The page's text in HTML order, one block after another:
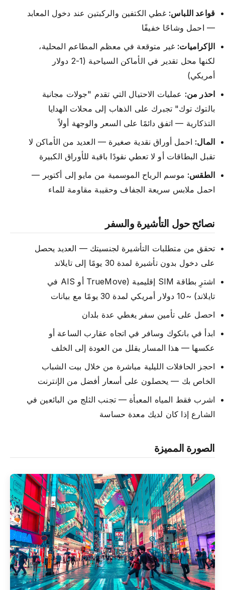
قواعد اللباس: غطي الكتفين والركبتين عند دخول المعابد
— احمل وشاحًا خفيفًا
الإكراميات: غير متوقعة في معظم المطاعم المحلية،
لكنها محل تقدير في الأماكن السياحية (1-2 دولار
أمريكي)
احذر من: عمليات الاحتيال التي تقدم "جولات مجانية
بالتوك توك" تجبرك على الذهاب إلى محلات الهدايا
التذكارية — اتفق دائمًا على السعر والوجهة أولاً
المال: احمل أوراق نقدية صغيرة — العديد من الأماكن لا
تقبل البطاقات أو لا تعطي نقودًا باقية للأوراق الكبيرة
الطقس: موسم الرياح الموسمية من مايو إلى أكتوبر —
احمل ملابس سريعة الجفاف وحقيبة مقاومة للماء
نصائح حول التأشيرة والسفر
تحقق من متطلبات التأشيرة لجنسيتك — العديد يحصل
على دخول بدون تأشيرة لمدة 30 يومًا إلى تايلاند
اشترِ بطاقة SIM إقليمية (TrueMove أو AIS في
تايلاند) ~10 دولار أمريكي لمدة 30 يومًا مع بيانات
احصل على تأمين سفر يغطي عدة بلدان
ابدأ في بانكوك وسافر في اتجاه عقارب الساعة أو
عكسها — هذا المسار يقلل من العودة إلى الخلف
احجز الحافلات الليلية مباشرة من خلال بيت الشباب
الخاص بك — يحصلون على أسعار أفضل من الإنترنت
اشرب فقط المياه المعبأة — تجنب الثلج من البائعين في
الشارع إذا كان لديك معدة حساسة
الصورة المميزة